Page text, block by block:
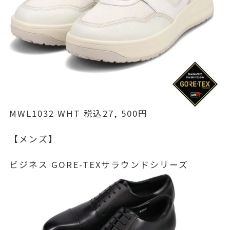
MWL1032 WHT 税込27, 500円
【メンズ】
ビジネス GORE-TEXサラウンドシリーズ